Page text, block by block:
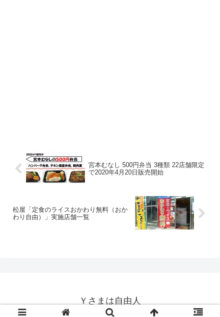
宮本むなし 500円弁当 3種類 22店舗限定
で2020年4月20日販売開始
松屋「定食のライスおかわり無料（おか
わり自由）」実施店舗一覧
Ｙさまは自由人
© 2014-2026 Ｙさまは自由人.